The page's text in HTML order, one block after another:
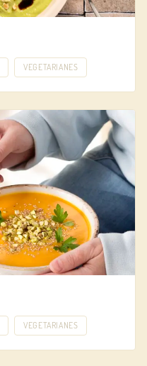
VEGETARIANES
VEGETARIANES